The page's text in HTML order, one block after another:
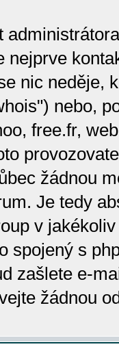
nejprve
nic neděje,
nebo,
free.fr,
žádnou
Je tedy
v
spojený s
zašlete e-
žádnou